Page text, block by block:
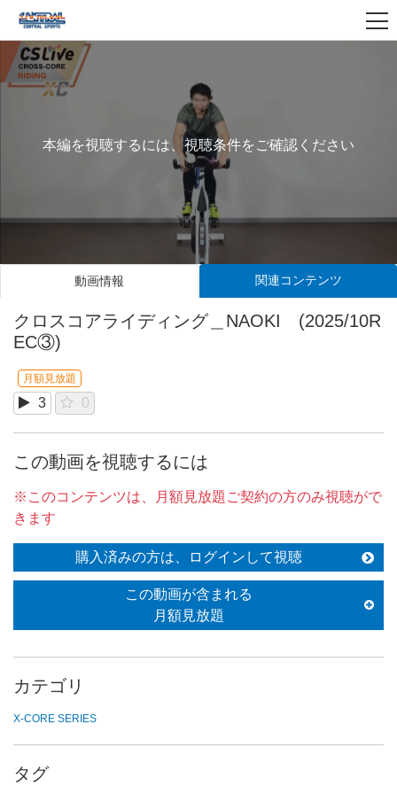
本編を視聴するには、視聴条件をご確認ください
動画情報 関連コンテンツ
クロスコアライディング＿NAOKI (2025/10R
EC③)
月額見放題
3 0
この動画を視聴するには
※このコンテンツは、月額見放題ご契約の方のみ視聴がで
きます
購入済みの方は、ログインして視聴
この動画が含まれる
月額見放題
カテゴリ
X-CORE SERIES
タグ